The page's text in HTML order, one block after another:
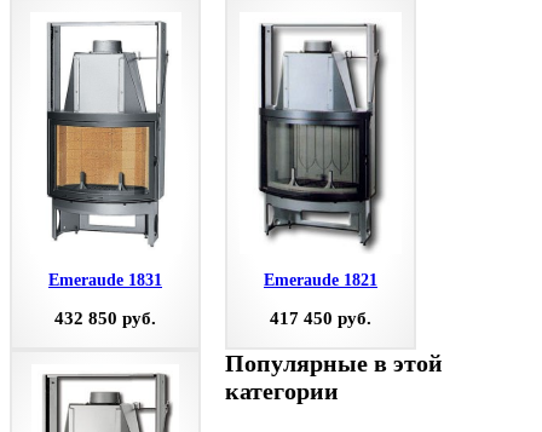
Emeraude 1831
432 850 руб.
Emeraude 1821
417 450 руб.
Популярные в этой
категории